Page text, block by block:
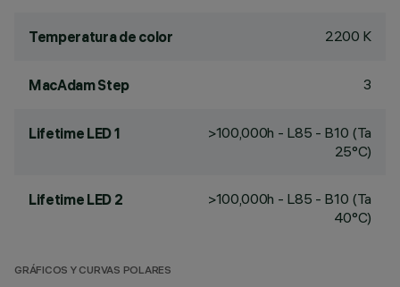
Temperatura de color 2200 K
MacAdam Step 3
Lifetime LED 1
>100,000h - L85 - B10 (Ta
25°C)
Lifetime LED 2
>100,000h - L85 - B10 (Ta
40°C)
GRÁFICOS Y CURVAS POLARES